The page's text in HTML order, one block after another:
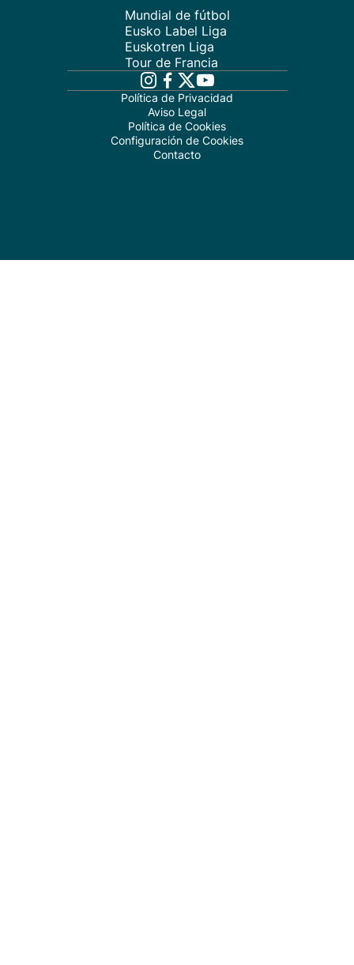
Mundial de fútbol
Eusko Label Liga
Euskotren Liga
Tour de Francia
Política de Privacidad
Aviso Legal
Política de Cookies
Configuración de Cookies
Contacto